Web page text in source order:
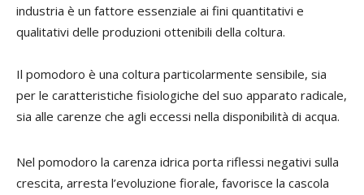
industria è un fattore essenziale ai fini quantitativi e
qualitativi delle produzioni ottenibili della coltura.
Il pomodoro è una coltura particolarmente sensibile, sia
per le caratteristiche fisiologiche del suo apparato radicale,
sia alle carenze che agli eccessi nella disponibilità di acqua.
Nel pomodoro la carenza idrica porta riflessi negativi sulla
crescita, arresta l’evoluzione fiorale, favorisce la cascola